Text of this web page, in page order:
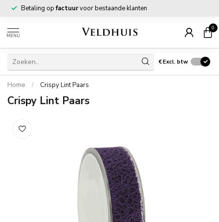
Betaling opfactuurvoor bestaande klanten
MENU
0
€Excl. btw
Home / Crispy Lint Paars
Crispy Lint Paars